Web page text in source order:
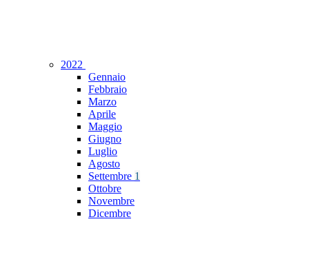
2022
Gennaio
Febbraio
Marzo
Aprile
Maggio
Giugno
Luglio
Agosto
Settembre 1
Ottobre
Novembre
Dicembre